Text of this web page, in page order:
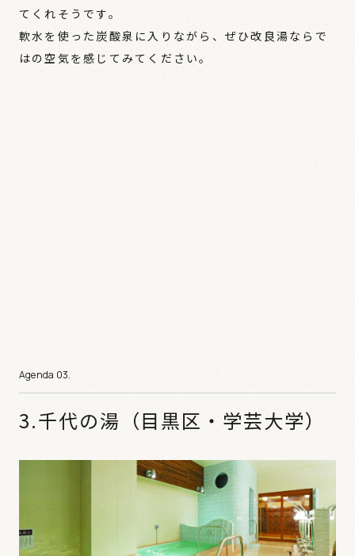
てくれそうです。
軟水を使った炭酸泉に入りながら、ぜひ改良湯ならで
はの空気を感じてみてください。
3.千代の湯（目黒区・学芸大学）